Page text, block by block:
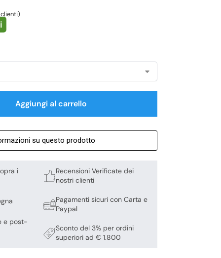
Aggiungi al carrello
su questo prodotto
i
e post-
Recensioni Verificate dei
nostri clienti
Pagamenti sicuri con Carta e
Paypal
Sconto del 3% per ordini
superiori ad € 1.800